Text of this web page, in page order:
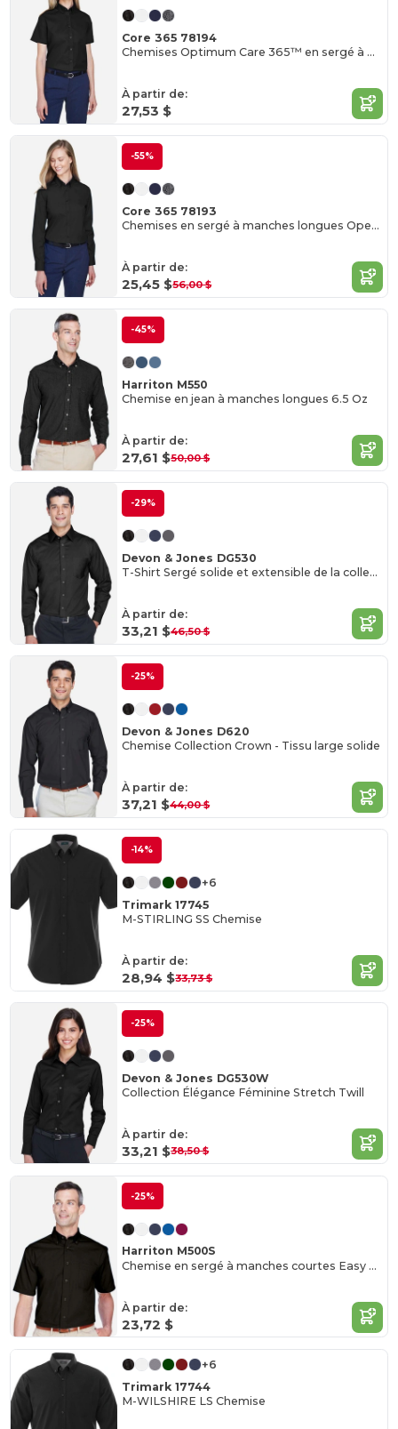
Core 365 78194
Chemises Optimum Care 365™ en sergé à manches courtes
À partir de:
27,53 $
-55%
Core 365 78193
Chemises en sergé à manches longues Operate Core 365™
À partir de:
25,45 $56,00 $
-45%
Harriton M550
Chemise en jean à manches longues 6.5 Oz
À partir de:
27,61 $50,00 $
-29%
Devon & Jones DG530
T-Shirt Sergé solide et extensible de la collection Crown
À partir de:
33,21 $46,50 $
-25%
Devon & Jones D620
Chemise Collection Crown - Tissu large solide
À partir de:
37,21 $44,00 $
-14%
+6
Trimark 17745
M-STIRLING SS Chemise
À partir de:
28,94 $33,73 $
-25%
Devon & Jones DG530W
Collection Élégance Féminine Stretch Twill
À partir de:
33,21 $38,50 $
-25%
Harriton M500S
Chemise en sergé à manches courtes Easy Blend, anti-taches
À partir de:
23,72 $
+6
Trimark 17744
M-WILSHIRE LS Chemise